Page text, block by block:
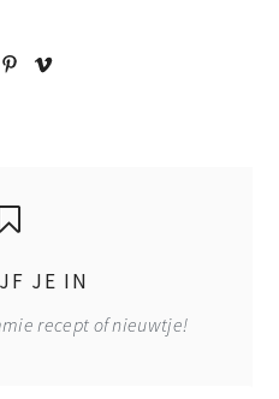
JE IN
recept of nieuwtje!